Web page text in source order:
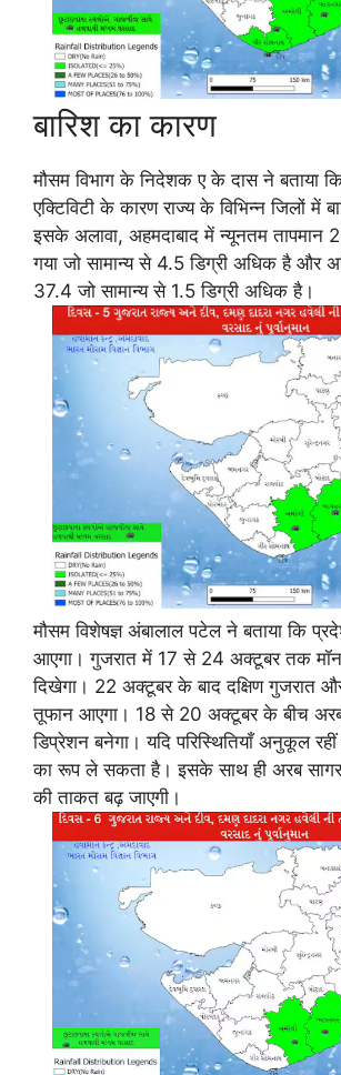
बारिश का कारण
मौसम विभाग के निदेशक ए के दास ने बताया
एक्टिविटी के कारण राज्य के विभिन्न जिलों में
इसके अलावा, अहमदाबाद में न्यूनतम तापमान
गया जो सामान्य से 4.5 डिग्री अधिक है और
37.4 जो सामान्य से 1.5 डिग्री अधिक है।
मौसम विशेषज्ञ अंबालाल पटेल ने बताया कि
आएगा। गुजरात में 17 से 24 अक्टूबर तक
दिखेगा। 22 अक्टूबर के बाद दक्षिण गुजरात और
तूफान आएगा। 18 से 20 अक्टूबर के बीच अरब
डिप्रेशन बनेगा। यदि परिस्थितियाँ अनुकूल
का रूप ले सकता है। इसके साथ ही अरब
की ताकत बढ़ जाएगी।